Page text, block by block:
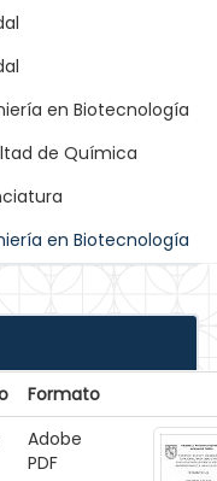
en Biotecnología
de Química
en Biotecnología
Formato
Adobe
PDF